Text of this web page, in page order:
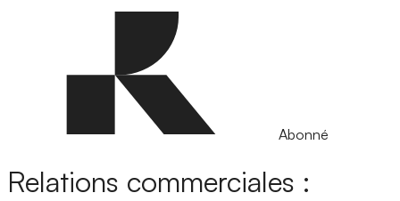
Abonné
Relations commerciales :